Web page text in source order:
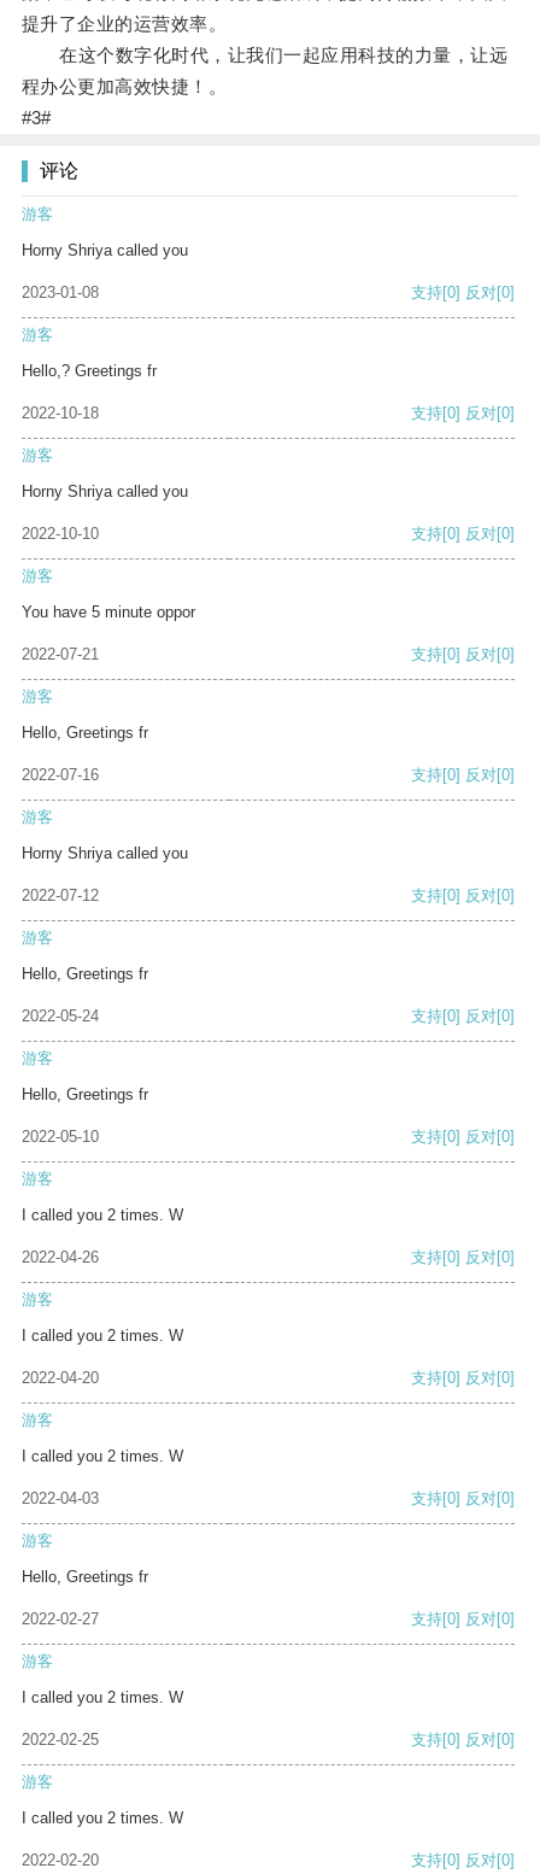
提升了企业的运营效率。
在这个数字化时代，让我们一起应用科技的力量，让远
程办公更加高效快捷！。
#3#
评论
游客
Horny Shriya called you
2023-01-08 支持[0] 反对[0]
游客
Hello,? Greetings fr
2022-10-18 支持[0] 反对[0]
游客
Horny Shriya called you
2022-10-10 支持[0] 反对[0]
游客
You have 5 minute oppor
2022-07-21 支持[0] 反对[0]
游客
Hello, Greetings fr
2022-07-16 支持[0] 反对[0]
游客
Horny Shriya called you
2022-07-12 支持[0] 反对[0]
游客
Hello, Greetings fr
2022-05-24 支持[0] 反对[0]
游客
Hello, Greetings fr
2022-05-10 支持[0] 反对[0]
游客
I called you 2 times. W
2022-04-26 支持[0] 反对[0]
游客
I called you 2 times. W
2022-04-20 支持[0] 反对[0]
游客
I called you 2 times. W
2022-04-03 支持[0] 反对[0]
游客
Hello, Greetings fr
2022-02-27 支持[0] 反对[0]
游客
I called you 2 times. W
2022-02-25 支持[0] 反对[0]
游客
I called you 2 times. W
2022-02-20 支持[0] 反对[0]